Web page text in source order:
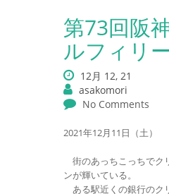
第73回阪
ルフィリ
12月 12, 21
asakomori
No Comments
2021年12月11日（土）
街のあっちこっちでク
ンが輝いている。
ある駅近くの銀行のク